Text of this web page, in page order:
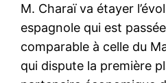
M. Charaï va étayer
espagnole qui est
comparable à celle du
qui dispute la première